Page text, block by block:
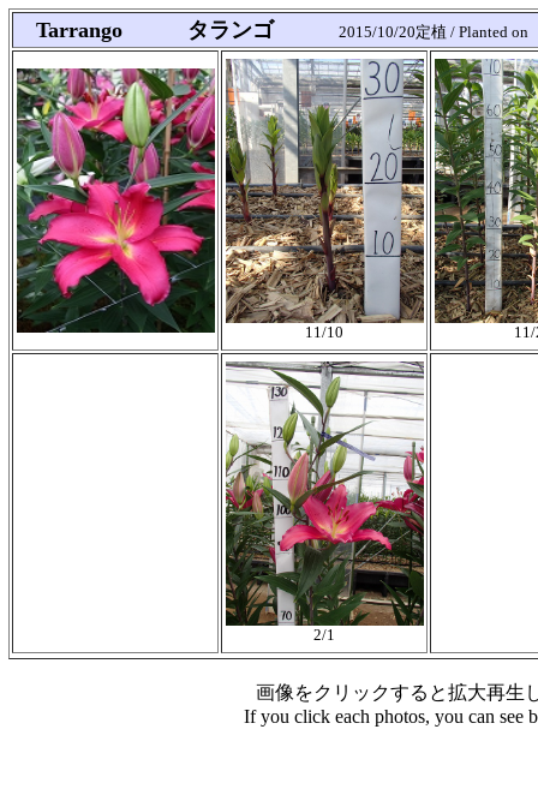
Tarrango タランゴ 2015/10/20定植 / Planted on
11/10
2/1
画像をクリックすると拡大再生
If you click each photos, you can see